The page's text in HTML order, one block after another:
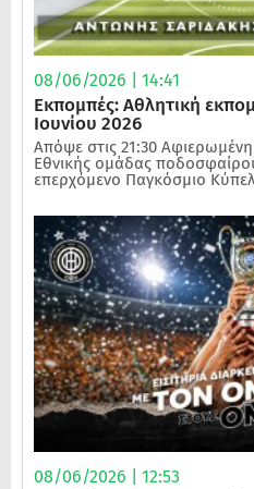
08/06/2026 | 14:41
Εκπομπές: Αθλητική
Ιουνίου 2026
Απόψε στις 21:30
Εθνικής ομάδας
επερχόμενο Παγκόσμιο
08/06/2026 | 12:53